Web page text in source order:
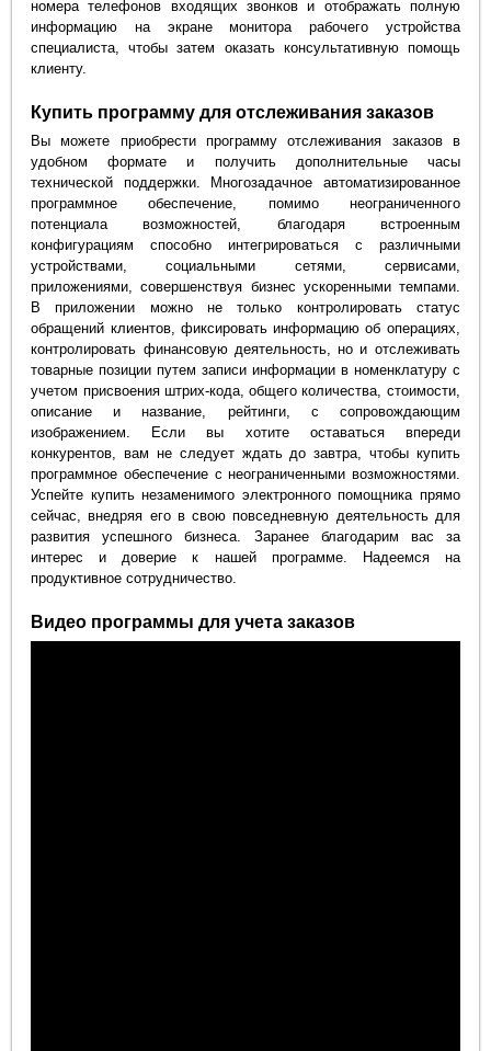
номера телефонов входящих звонков и отображать полную
информацию на экране монитора рабочего устройства
специалиста, чтобы затем оказать консультативную помощь
клиенту.
Купить программу для отслеживания заказов
Вы можете приобрести программу отслеживания заказов в
удобном формате и получить дополнительные часы
технической поддержки. Многозадачное автоматизированное
программное обеспечение, помимо неограниченного
потенциала возможностей, благодаря встроенным
конфигурациям способно интегрироваться с различными
устройствами, социальными сетями, сервисами,
приложениями, совершенствуя бизнес ускоренными темпами.
В приложении можно не только контролировать статус
обращений клиентов, фиксировать информацию об операциях,
контролировать финансовую деятельность, но и отслеживать
товарные позиции путем записи информации в номенклатуру с
учетом присвоения штрих-кода, общего количества, стоимости,
описание и название, рейтинги, с сопровождающим
изображением. Если вы хотите оставаться впереди
конкурентов, вам не следует ждать до завтра, чтобы купить
программное обеспечение с неограниченными возможностями.
Успейте купить незаменимого электронного помощника прямо
сейчас, внедряя его в свою повседневную деятельность для
развития успешного бизнеса. Заранее благодарим вас за
интерес и доверие к нашей программе. Надеемся на
продуктивное сотрудничество.
Видео программы для учета заказов